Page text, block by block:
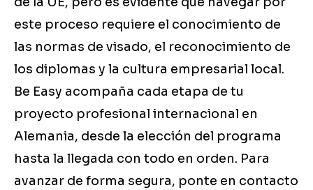
este proceso requiere el conocimiento de
las normas de visado, el reconocimiento de
los diplomas y la cultura empresarial local.
Be Easy acompaña cada etapa de tu
proyecto profesional internacional en
Alemania, desde la elección del programa
hasta la llegada con todo en orden. Para
avanzar de forma segura, ponte en contacto